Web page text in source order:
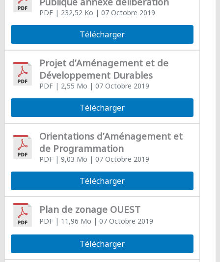
PDF| 232,52 Ko | 07 Octobre 2019
Télécharger
Projet d’Aménagement et de
Développement Durables
PDF| 2,55 Mo | 07 Octobre 2019
Télécharger
Orientations d’Aménagement et
de Programmation
PDF| 9,03 Mo | 07 Octobre 2019
Télécharger
Plan de zonage OUEST
PDF| 11,96 Mo | 07 Octobre 2019
Télécharger